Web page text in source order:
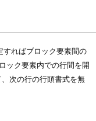
すればブロック要素間の
ック要素内での行間を開
次の行の行頭書式を無